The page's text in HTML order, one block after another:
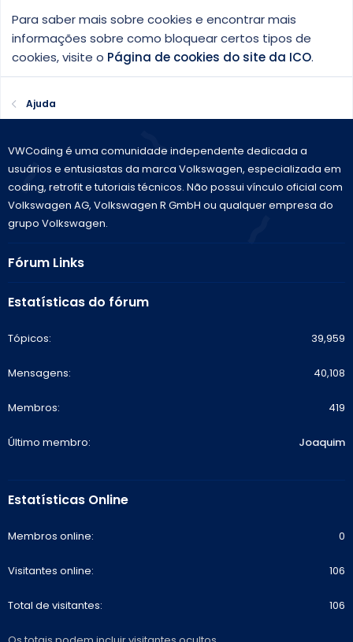
Para saber mais sobre cookies e encontrar mais
informações sobre como bloquear certos tipos de
cookies, visite o Página de cookies do site da ICO.
Ajuda
VWCoding é uma comunidade independente dedicada a
usuários e entusiastas da marca Volkswagen, especializada em
coding, retrofit e tutoriais técnicos. Não possui vínculo oficial com
Volkswagen AG, Volkswagen R GmbH ou qualquer empresa do
grupo Volkswagen.
Fórum Links
Estatísticas do fórum
Tópicos 39,959
Mensagens 40,108
Membros 419
Último membro Joaquim
Estatísticas Online
Membros online 0
Visitantes online 106
Total de visitantes 106